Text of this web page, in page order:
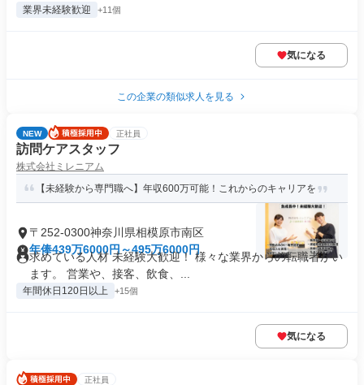
業界未経験歓迎 +11個
気になる
この企業の類似求人を見る
NEW 正社員
訪問ケアスタッフ
株式会社ミレニアム
【未経験から専門職へ】年収600万可能！これからのキャリアを
〒252-0300神奈川県相模原市南区
年俸439万6000円～495万6000円
求めている人材 未経験大歓迎！ 様々な業界からの転職者がい
ます。 営業や、接客、飲食、...
年間休日120日以上 +15個
気になる
正社員